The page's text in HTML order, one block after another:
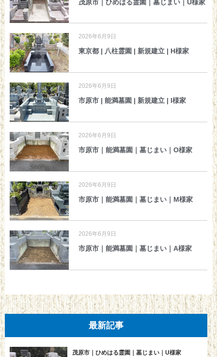
茂原市｜ひめはる霊園｜墓じまい｜U様家
東京都 | 八柱霊園 | 新規建立 | H様家
2026年6月9日
市原市 | 能満墓園 | 新規建立 | I様家
2026年6月9日
市原市｜能満墓園｜墓じまい｜O様家
2026年6月9日
市原市｜能満墓園｜墓じまい｜M様家
2026年6月9日
市原市｜能満墓園｜墓じまい｜A様家
2026年6月9日
最新記事
茂原市｜ひめはる霊園｜墓じまい｜U様家